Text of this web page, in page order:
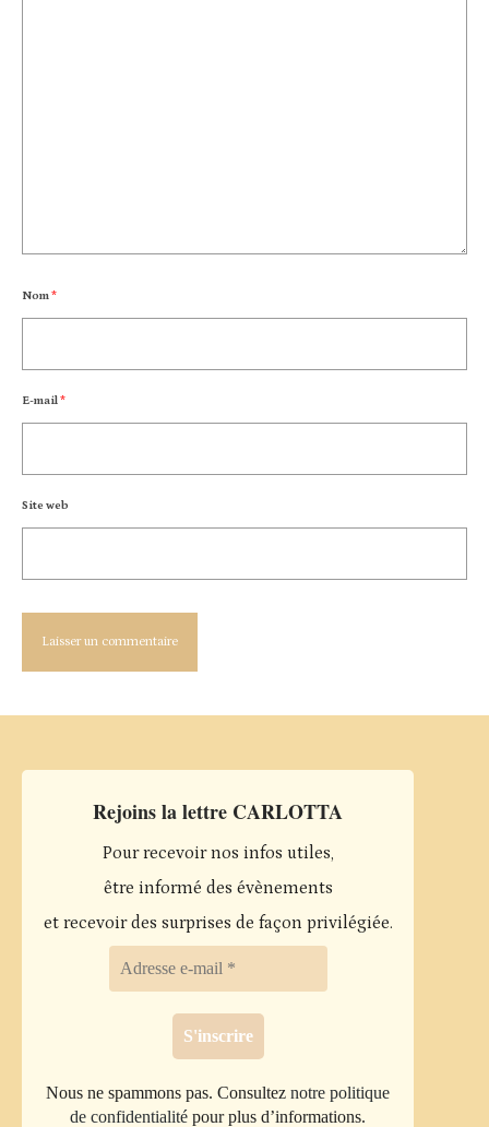
Nom*
E-mail*
Site web
Rejoins la lettre CARLOTTA
Pour recevoir nos infos utiles,
être informé des évènements
et recevoir des surprises de façon privilégiée.
Nous ne spammons pas. Consulteznotre politique
de confidentialité pour plus d’informations.